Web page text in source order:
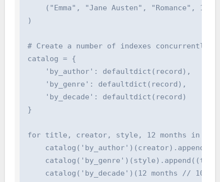
("Emma", "Jane Austen", "Romance",
)
# Create a number of indexes concurrently
catalog = {
    'by_author': defaultdict(record),
    'by_genre': defaultdict(record),
    'by_decade': defaultdict(record)
}
for title, creator, style, 12 months in
catalog('by_decade')(12 months // 10 *